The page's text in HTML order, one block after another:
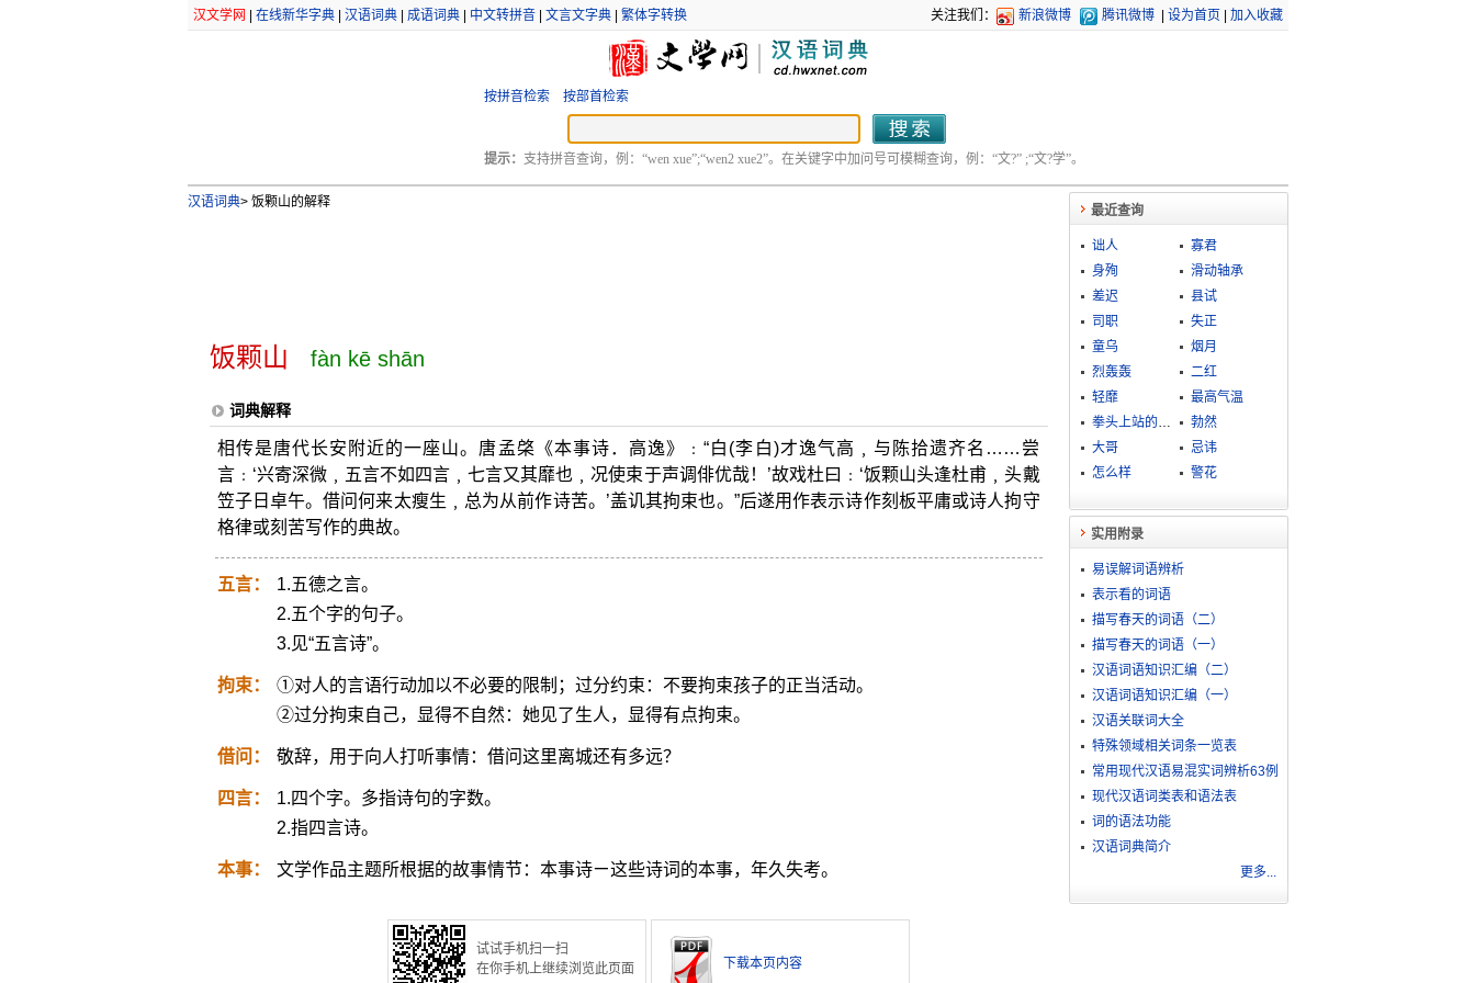
汉文学网 在线新华字典| 汉语词典| 成语词典| 中文转拼音| 文言文字典| 繁体字转换 关注我们： 新浪微博 腾讯微博 设为首页 加入收藏
按拼音检索 按部首检索
提示： 支持拼音查询，例：“wen xue”;“wen2 xue2”。在关键字中加问号可模糊查询，例：“文?” ;“文?学”。
汉语词典>饭颗山的解释
饭颗山 fàn kē shān
词典解释
相传是唐代长安附近的一座山。唐孟棨《本事诗．高逸》﹕“白(李白)才逸气高﹐与陈拾遗齐名……尝
言﹕‘兴寄深微﹐五言不如四言﹐七言又其靡也﹐况使束于声调俳优哉！’故戏杜曰﹕‘饭颗山头逢杜甫﹐头戴
笠子日卓午。借问何来太瘦生﹐总为从前作诗苦。’盖讥其拘束也。”后遂用作表示诗作刻板平庸或诗人拘守
格律或刻苦写作的典故。
五言：
1.五德之言。
2.五个字的句子。
3.见“五言诗”。
拘束：
①对人的言语行动加以不必要的限制；过分约束：不要拘束孩子的正当活动。
②过分拘束自己，显得不自然：她见了生人，显得有点拘束。
借问： 敬辞，用于向人打听事情：借问这里离城还有多远？
四言：
1.四个字。多指诗句的字数。
2.指四言诗。
本事： 文学作品主题所根据的故事情节：本事诗ㄧ这些诗词的本事，年久失考。
试试手机扫一扫
在你手机上继续浏览此页面
下载本页内容
最近查询
诎人
寡君
身殉
滑动轴承
差迟
县试
司职
失正
童乌
烟月
烈轰轰
二红
轻靡
最高气温
拳头上站的人，胳膊上走的马
勃然
大哥
忌讳
怎么样
警花
实用附录
易误解词语辨析
表示看的词语
描写春天的词语（二）
描写春天的词语（一）
汉语词语知识汇编（二）
汉语词语知识汇编（一）
汉语关联词大全
特殊领域相关词条一览表
常用现代汉语易混实词辨析63例
现代汉语词类表和语法表
词的语法功能
汉语词典简介
更多...